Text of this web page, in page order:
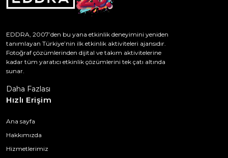
EDDRA, 2007’den bu yana etkinlik deneyimini yeniden
tanımlayan Türkiye’nin ilk etkinlik aktiviteleri ajansıdır.
Fotoğraf çözümlerinden dijital ve takım aktivitelerine
kadar tüm yaratıcı etkinlik çözümlerini tek çatı altında
sunar.
Daha Fazlası
Hızlı Erişim
Ana sayfa
Hakkımızda
Hizmetlerimiz